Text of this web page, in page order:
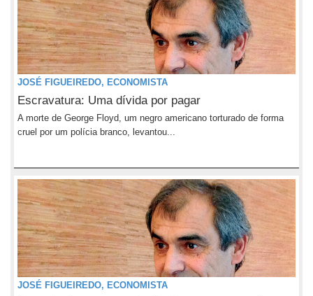
JOSÉ FIGUEIREDO, ECONOMISTA
Escravatura: Uma dívida por pagar
A morte de George Floyd, um negro americano torturado de forma
cruel por um polícia branco, levantou...
JOSÉ FIGUEIREDO, ECONOMISTA